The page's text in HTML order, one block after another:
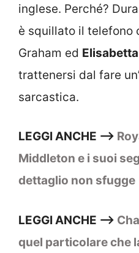
inglese. Perché?
è squillato il telefono
Graham ed
trattenersi dal fare
sarcastica.
LEGGI ANCHE –>
Middleton e i suoi
dettaglio non sfugge
LEGGI ANCHE –>
quel particolare che